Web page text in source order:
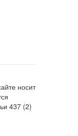
носит
437 (2)